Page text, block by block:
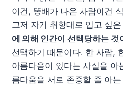
이건, 똥배가 나온 사람이건
그저 자기 취향대로 입고 싶
에 의해 인간이 선택당하는 것
선택하기 때문이다. 한 사람,
아름다움이 있다는 사실을 아
름다움을 서로 존중할 줄 아